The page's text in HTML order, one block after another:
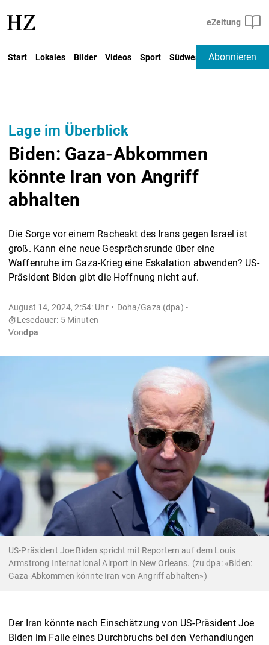
Start Lokales Bilder Videos Sport Südwest Deutschland
Abonnieren
Lage im Überblick
Biden: Gaza-Abkommen
könnte Iran von Angriff
abhalten
Die Sorge vor einem Racheakt des Irans gegen Israel ist
groß. Kann eine neue Gesprächsrunde über eine
Waffenruhe im Gaza-Krieg eine Eskalation abwenden? US-
Präsident Biden gibt die Hoffnung nicht auf.
August 14, 2024, 2:54: Uhr
Doha/Gaza (dpa) -
Lesedauer: 5 Minuten
Vondpa
US-Präsident Joe Biden spricht mit Reportern auf dem Louis
Armstrong International Airport in New Orleans. (zu dpa: «Biden:
Gaza-Abkommen könnte Iran von Angriff abhalten»)
Der Iran könnte nach Einschätzung von US-Präsident Joe
Biden im Falle eines Durchbruchs bei den Verhandlungen